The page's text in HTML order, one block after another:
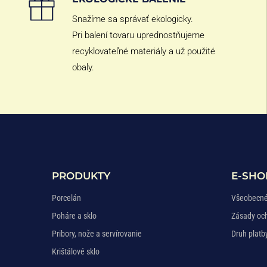
Snažíme sa správať ekologicky.
Pri balení tovaru uprednostňujeme
recyklovateľné materiály a už použité
obaly.
PRODUKTY
Porcelán
Poháre a sklo
Pribory, nože a servírovanie
Krištálové sklo
E-
Zásady
Druh